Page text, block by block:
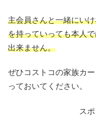
主会員さんと一緒にい
を持っていっても本人
出来ません。
ぜひコストコの家族カ
っておいてください。
ス